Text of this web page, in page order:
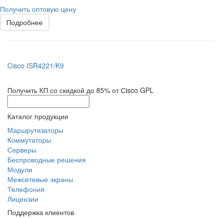
Получить оптовую цену
Подробнее
Cisco ISR4221/K9
Получить КП со скидкой до 85% от Сisco GPL
Каталог продукции
Маршрутизаторы
Коммутаторы
Серверы
Беспроводные решения
Модули
Межсетевые экраны
Телефония
Лицензии
Поддержка клиентов